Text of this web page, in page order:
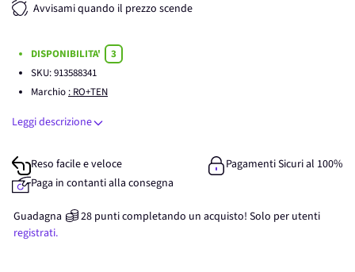
Avvisami quando il prezzo scende
DISPONIBILITA'
3
SKU:913588341
Marchio : RO+TEN
Leggi descrizione
Reso facile e veloce
Pagamenti Sicuri al 100%
Paga in contanti alla consegna
Guadagna 28 punticompletando un acquisto! Solo per utenti
registrati.